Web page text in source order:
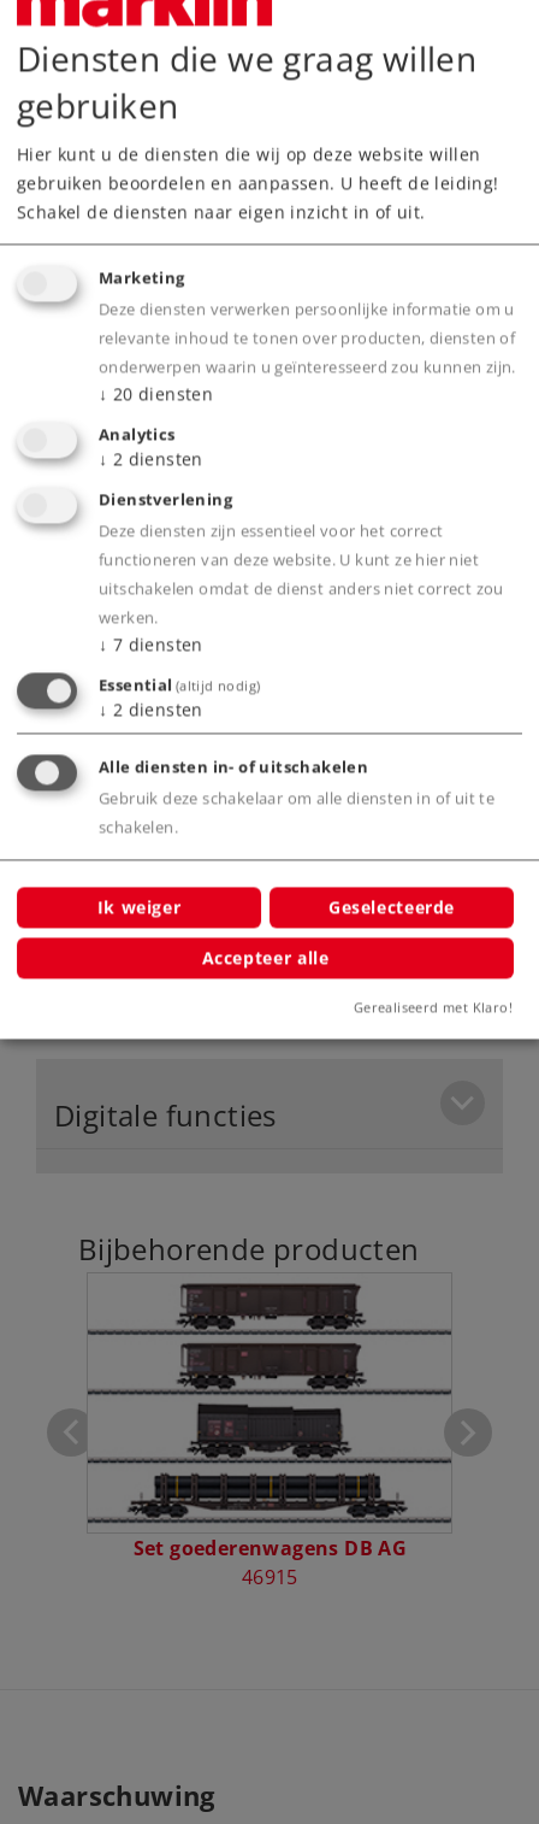
Highlights
Verlichting in de machinekamer digitaal te
bedienen.
Onderstel en opbouw van de locomotief zijn
vervaardigd van metaal.
Voorzien van de markante sneeuwruimers aan
beide fronten.
grote ventilatieopeningen.
worden.
Met machinistenfiguur, zittend in cabine 1.
Met meeverende kortkoppelingen.
Uitvoering met lichte sporen van veroudering.
Met digitale mfx+ decoder en uitgebreide licht-
en geluidsfuncties.
Bufferhoogte volgens NEM.
Met buffercondensator voor het overbruggen
van korte stroomloze secties.
Product
Digitale functies
Bijbehorende producten
Set goederenwagens DB AG
46915
Waarschuwing
Diensten die we graag willen
gebruiken
Hier kunt u de diensten die wij op deze website willen
gebruiken beoordelen en aanpassen. U heeft de leiding!
Schakel de diensten naar eigen inzicht in of uit.
Marketing
Deze diensten verwerken persoonlijke informatie om u
relevante inhoud te tonen over producten, diensten of
onderwerpen waarin u geïnteresseerd zou kunnen zijn.
↓ 20 diensten
Analytics
↓ 2 diensten
Dienstverlening
Deze diensten zijn essentieel voor het correct
functioneren van deze website. U kunt ze hier niet
uitschakelen omdat de dienst anders niet correct zou
werken.
↓ 7 diensten
Essential (altijd nodig)
↓ 2 diensten
Alle diensten in- of uitschakelen
Gebruik deze schakelaar om alle diensten in of uit te
schakelen.
Ik weiger Geselecteerde
Accepteer alle
Gerealiseerd met Klaro!